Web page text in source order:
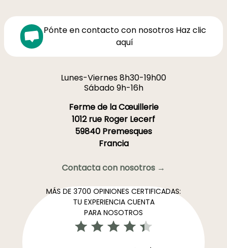
Pónte en contacto con nosotros Haz clic
aquí
Lunes-Viernes 8h30-19h00
Sábado 9h-16h
Ferme de la Cœuillerie
1012 rue Roger Lecerf
59840 Premesques
Francia
Contacta con nosotros →
MÁS DE 3700 OPINIONES CERTIFICADAS:
TU EXPERIENCIA CUENTA
PARA NOSOTROS